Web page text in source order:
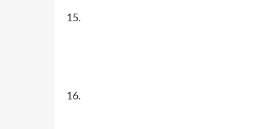
15.
16.